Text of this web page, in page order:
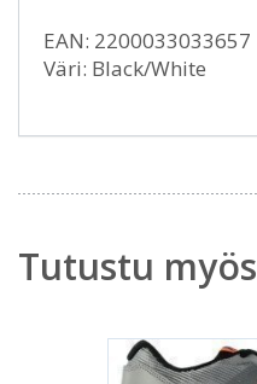
EAN: 2200033033657
Väri: Black/White
Tutustu myös